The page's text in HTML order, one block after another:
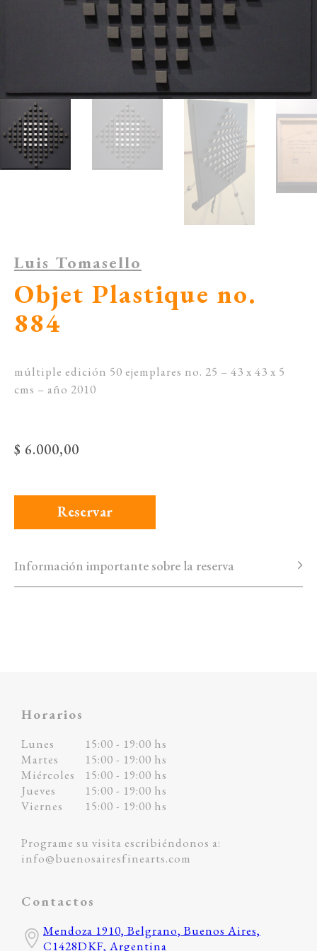
Luis Tomasello
Objet Plastique no.
884
múltiple edición 50 ejemplares no. 25 – 43 x 43 x 5
cms – año 2010
$ 6.000,00
Objet Plastique no. 884 cantidad
Reservar
Información importante sobre la reserva
Horarios
Lunes
15:00 - 19:00 hs
Martes
15:00 - 19:00 hs
Miércoles
15:00 - 19:00 hs
Jueves
15:00 - 19:00 hs
Viernes
15:00 - 19:00 hs
Programe su visita escribiéndonos a:
info@buenosairesfinearts.com
Contactos
Mendoza 1910, Belgrano, Buenos Aires,
C1428DKF, Argentina